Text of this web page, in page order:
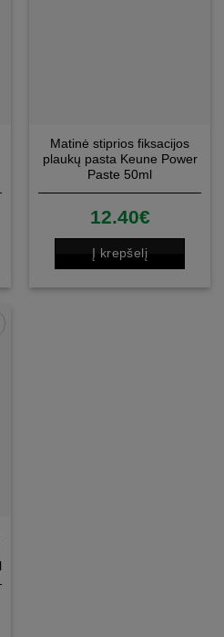
Matinė stiprios fiksacijos
plaukų pasta Keune Power
Paste 50ml
12.40€
Į krepšelį